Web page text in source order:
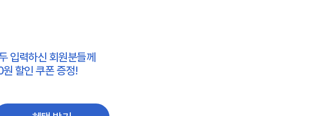
입력하신 회원분들께
할인 쿠폰 증정!